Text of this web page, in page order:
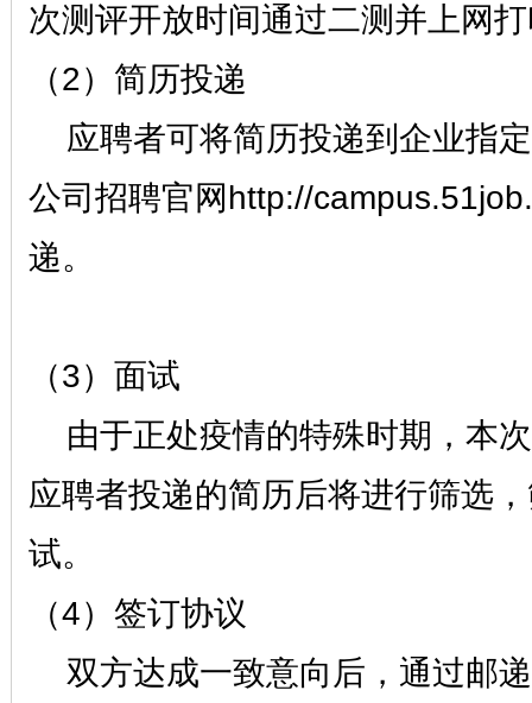
次测评开放时间通过二测并上网
（2）简历投递
应聘者可将简历投递到企业指
公司招聘官网 http://
递。
（3）面试
由于正处疫情的特殊时期，本
应聘者投递的简历后将进行筛选
试。
（4）签订协议
双方达成一致意向后，通过邮